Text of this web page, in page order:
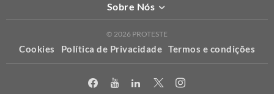
Sobre Nós
© 2026 PROTESTE
Cookies Política de Privacidade Termos e condições